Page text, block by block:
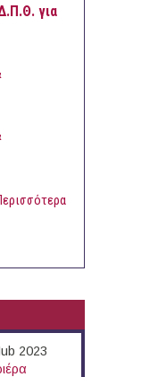
για
2023